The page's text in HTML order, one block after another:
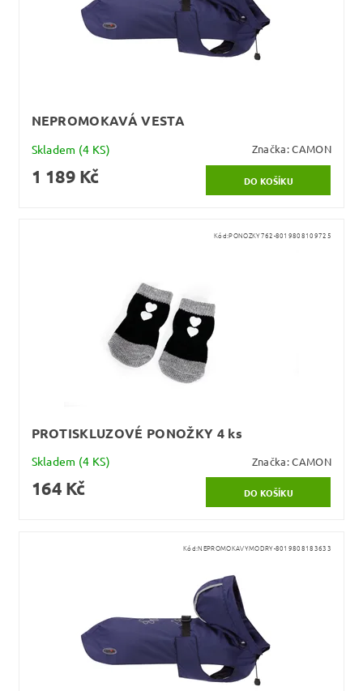
NEPROMOKAVÁ VESTA
Skladem (4 KS) Značka:CAMON
1 189 Kč
Kód:PONOZKY762-8019808109725
PROTISKLUZOVÉ PONOŽKY 4 ks
Skladem (4 KS) Značka:CAMON
164 Kč
Kód:NEPROMOKAVYMODRY-8019808183633